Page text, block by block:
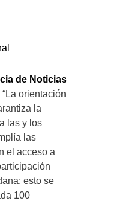
de Noticias
“La orientación
la
las y los
las
el acceso a
esto se
100